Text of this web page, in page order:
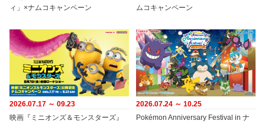
ィ」×ナムコキャンペーン
ムコキャンペーン
2026.07.17 ～ 09.23
映画『ミニオンズ＆モンスターズ』
2026.07.24 ～ 10.25
Pokémon Anniversary Festival in ナ